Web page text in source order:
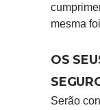
mesma
OS
Serão